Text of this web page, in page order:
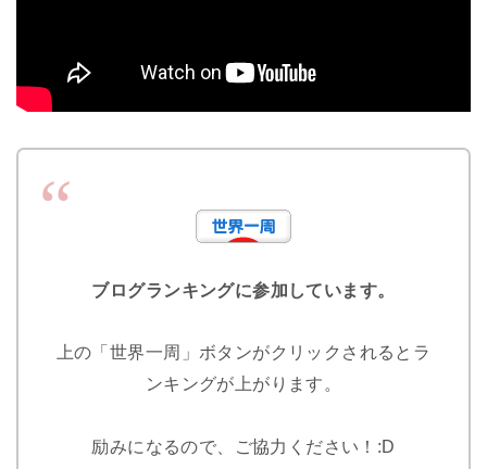
ブログランキングに参加しています。
上の「世界一周」ボタンがクリックされるとラ
ンキングが上がります。
励みになるので、ご協力ください！:D